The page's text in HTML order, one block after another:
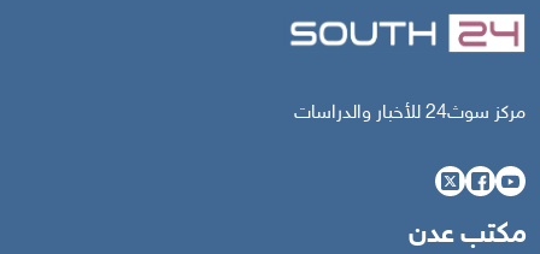
مركز سوث24 للأخبار والدراسات
مكتب عدن